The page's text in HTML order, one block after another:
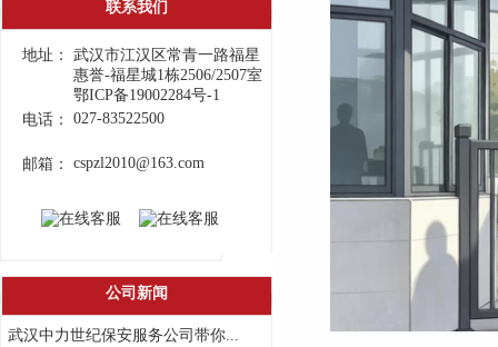
联系我们
地址：
武汉市江汉区常青一路福星
惠誉-福星城1栋2506/2507室
鄂ICP备19002284号-1
电话：
027-83522500
邮箱： cspzl2010@163.com
公司新闻
武汉中力世纪保安服务公司带你...